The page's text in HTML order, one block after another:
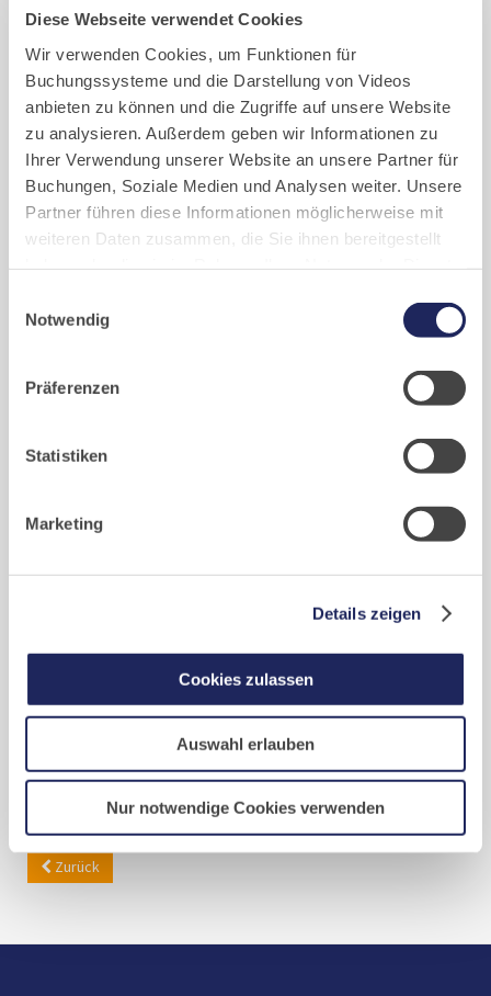
Diese Webseite verwendet Cookies
Wir verwenden Cookies, um Funktionen für
Buchungssysteme und die Darstellung von Videos
anbieten zu können und die Zugriffe auf unsere Website
zu analysieren. Außerdem geben wir Informationen zu
Ihrer Verwendung unserer Website an unsere Partner für
Buchungen, Soziale Medien und Analysen weiter. Unsere
Partner führen diese Informationen möglicherweise mit
weiteren Daten zusammen, die Sie ihnen bereitgestellt
challenges.cloudflare.com: Wir verwenden das online
Buchungssystem MEWS in unserem Hotel und unserem
übermittelt. Cookies von eu5.bookingkit.de: Wir
Buchungen von Bibliotheks- und Klosterführungen. Um
Buchungen durchführen zu können akzeptieren Sie bitte
Notwendig
Präferenzen
Statistiken
Marketing
Details zeigen
Cookies zulassen
Auswahl erlauben
Nur notwendige Cookies verwenden
• am Anreisetag (bis 18 Uhr): 100 %
Es wird empfohlen, eine Seminar- oder
Reiserücktrittsversicherung abzuschließen.
Irrtümer und Änderungen vorbehalten.
Buchung
buchen Sie Ihre Übernachtung und den Kurs im Gastflügel des
Zeiten der Stille verbringen möchten, wohnen in einem
eigenen Bereich, dem Gastflügel St. Gilbert.
Zurück